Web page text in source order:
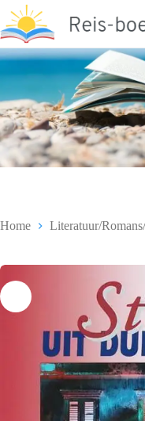
naar
de
inhoud
Home Literatuur/